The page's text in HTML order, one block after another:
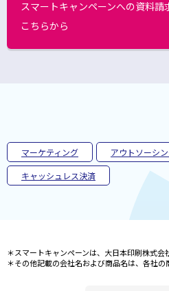
スマートキャンペーンへの資料
こちらから
ウ
く
マーケティング アウトソーシ
キャッシュレス決済
＊スマートキャンペーンは、大日本印刷株式会
＊その他記載の会社名および商品名は、各社の